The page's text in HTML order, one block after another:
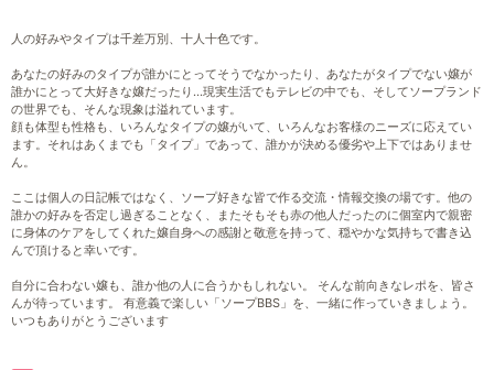
人の好みやタイプは千差万別、十人十色です。
あなたの好みのタイプが誰かにとってそうでなかったり、あなたがタイプでない嬢が
誰かにとって大好きな嬢だったり…現実生活でもテレビの中でも、そしてソープランド
の世界でも、そんな現象は溢れています。
顔も体型も性格も、いろんなタイプの嬢がいて、いろんなお客様のニーズに応えてい
ます。それはあくまでも「タイプ」であって、誰かが決める優劣や上下ではありませ
ん。
ここは個人の日記帳ではなく、ソープ好きな皆で作る交流・情報交換の場です。他の
誰かの好みを否定し過ぎることなく、またそもそも赤の他人だったのに個室内で親密
に身体のケアをしてくれた嬢自身への感謝と敬意を持って、穏やかな気持ちで書き込
んで頂けると幸いです。
自分に合わない嬢も、誰か他の人に合うかもしれない。 そんな前向きなレポを、皆さ
んが待っています。 有意義で楽しい「ソープBBS」を、一緒に作っていきましょう。
いつもありがとうございます